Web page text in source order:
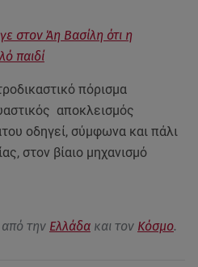
στον Άη Βασίλη ότι η
παιδί
πόρισμα
αποκλεισμός
οδηγεί, σύμφωνα και πάλι
στον βίαιο μηχανισμό
από την Ελλάδα και τον Κόσμο.